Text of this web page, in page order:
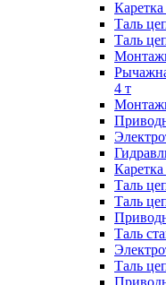
Таль
Таль
4 т
Таль
Таль
Таль
Таль